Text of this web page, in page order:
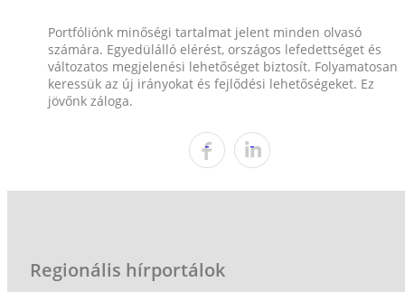
Portfóliónk minőségi tartalmat jelent minden olvasó
számára. Egyedülálló elérést, országos lefedettséget és
változatos megjelenési lehetőséget biztosít. Folyamatosan
keressük az új irányokat és fejlődési lehetőségeket. Ez
jövőnk záloga.
Regionális hírportálok